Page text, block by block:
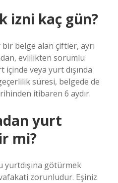
izni kaç gün?
belge alan çiftler, ayrı
evlilikten sorumlu
veya yurt dışında
süresi, belgede de
itibaren 6 aydır.
yurt
mi?
yurtdışına götürmek
zorunludur. Eşiniz